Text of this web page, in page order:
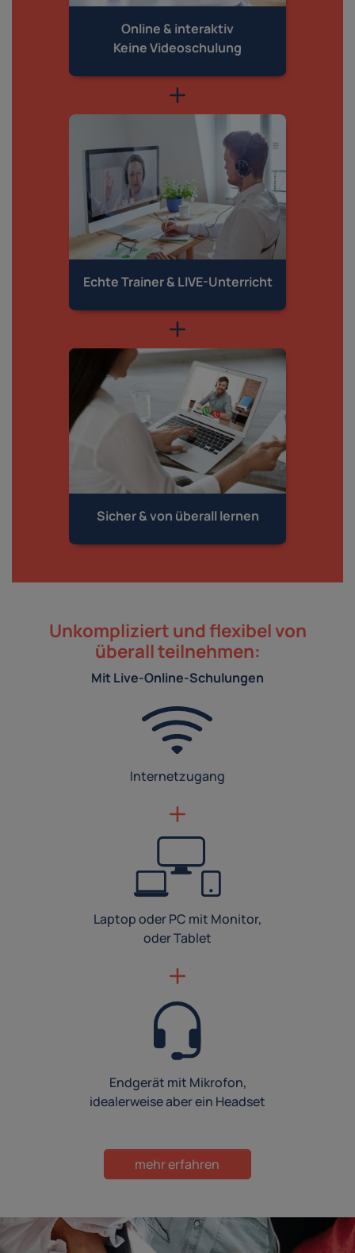
Online & interaktiv
Keine Videoschulung
Echte Trainer & LIVE-Unterricht
Sicher & von überall lernen
Unkompliziert und flexibel von
überall teilnehmen:
Mit Live-Online-Schulungen
Internetzugang
Laptop oder PC mit Monitor,
oder Tablet
Endgerät mit Mikrofon,
idealerweise aber ein Headset
mehr erfahren